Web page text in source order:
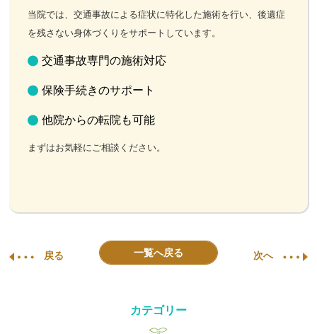
当院では、交通事故による症状に特化した施術を行い、後遺症
を残さない身体づくりをサポートしています。
交通事故専門の施術対応
保険手続きのサポート
他院からの転院も可能
まずはお気軽にご相談ください。
戻る 一覧へ戻る 次へ
カテゴリー